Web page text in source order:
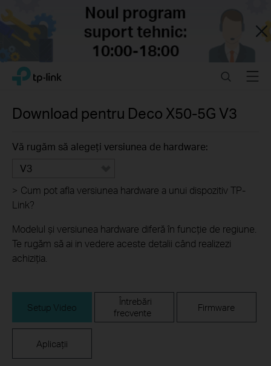
Close
Click
navigation
TP-Link, Reliably Smart SearchMenu
Download pentru Deco X50-5G V3
Vă rugăm să alegeți versiunea de hardware:
V3
> Cum pot afla versiunea hardware a unui dispozitiv TP-
Link?
Modelul și versiunea hardware diferă în funcție de regiune.
Te rugăm să ai in vedere aceste detalii când realizezi
achiziția.
Setup Video
Întrebări
frecvente
Firmware
Aplicații